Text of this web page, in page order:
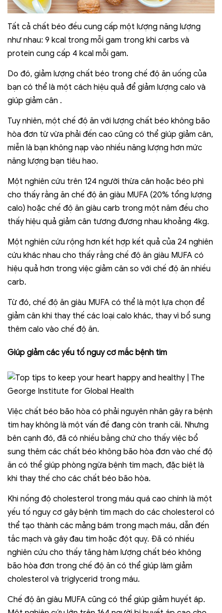
Tất cả chất béo đều cung cấp một lượng năng lượng
như nhau: 9 kcal trong mỗi gam trong khi carbs và
protein cung cấp 4 kcal mỗi gam.
Do đó, giảm lượng chất béo trong chế độ ăn uống của
bạn có thể là một cách hiệu quả để giảm lượng calo và
giúp giảm cân .
Tuy nhiên, một chế độ ăn với lượng chất béo không bão
hòa đơn từ vừa phải đến cao cũng có thể giúp giảm cân,
miễn là bạn không nạp vào nhiều năng lượng hơn mức
năng lượng bạn tiêu hao.
Một nghiên cứu trên 124 người thừa cân hoặc béo phì
cho thấy rằng ăn chế độ ăn giàu MUFA (20% tổng lượng
calo) hoặc chế độ ăn giàu carb trong một năm đều cho
thấy hiệu quả giảm cân tương đương nhau khoảng 4kg.
Một nghiên cứu rộng hơn kết hợp kết quả của 24 nghiên
cứu khác nhau cho thấy rằng chế độ ăn giàu MUFA có
hiệu quả hơn trong việc giảm cân so với chế độ ăn nhiều
carb.
Từ đó, chế độ ăn giàu MUFA có thể là một lựa chọn để
giảm cân khi thay thế các loại calo khác, thay vì bổ sung
thêm calo vào chế độ ăn.
Giúp giảm các yếu tố nguy cơ mắc bệnh tim
Việc chất béo bão hòa có phải nguyên nhân gây ra bệnh
tim hay không là một vấn đề đang còn tranh cãi. Nhưng
bên cạnh đó, đã có nhiều bằng chứ cho thấy việc bổ
sung thêm các chất béo không bão hòa đơn vào chế độ
ăn có thể giúp phòng ngừa bệnh tim mạch, đặc biệt là
khi thay thế cho các chất béo bão hòa.
Khi nồng độ cholesterol trong máu quá cao chính là một
yếu tố nguy cơ gây bệnh tim mạch do các cholesterol có
thể tạo thành các mảng bám trong mạch máu, dẫn đến
tắc mạch và gây đau tim hoặc đột quỵ. Đã có nhiều
nghiên cứu cho thấy tăng hàm lượng chất béo không
bão hòa đơn trong chế độ ăn có thể giúp làm giảm
cholesterol và triglycerid trong máu.
Chế độ ăn giàu MUFA cũng có thể giúp giảm huyết áp.